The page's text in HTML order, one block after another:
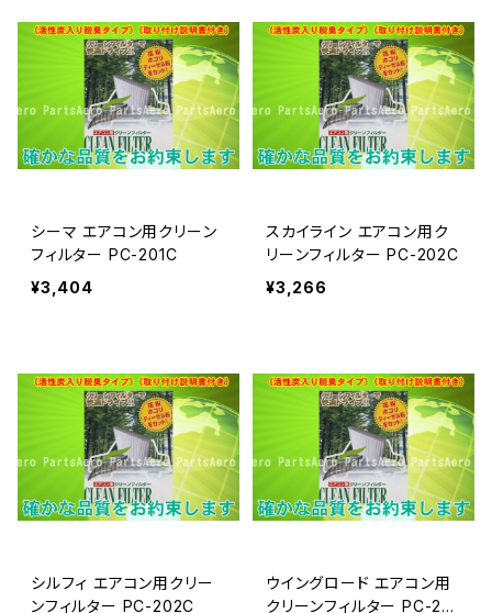
シーマ エアコン用クリーン
フィルター PC-201C
¥3,404
スカイライン エアコン用ク
リーンフィルター PC-202C
¥3,266
シルフィ エアコン用クリー
ンフィルター PC-202C
ウイングロード エアコン用
クリーンフィルター PC-20